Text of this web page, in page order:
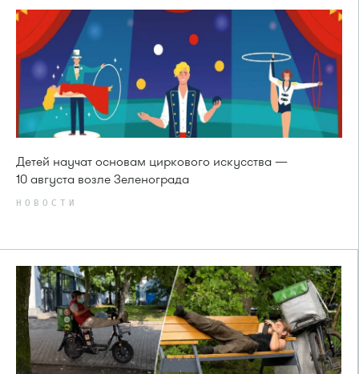
Детей научат основам циркового искусства —
10 августа возле Зеленограда
НОВОСТИ